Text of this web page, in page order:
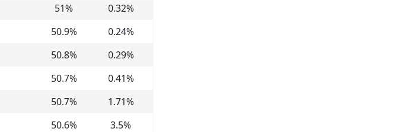
51% 0.32%
50.9% 0.24%
50.8% 0.29%
50.7% 0.41%
50.7% 1.71%
50.6% 3.5%